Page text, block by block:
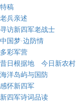
特稿
老兵亲述
寻访新四军老战士
中国梦·边防情
多彩军营
昔日根据地 今日新农村
海洋岛屿与国防
感怀新四军
新四军诗词品读